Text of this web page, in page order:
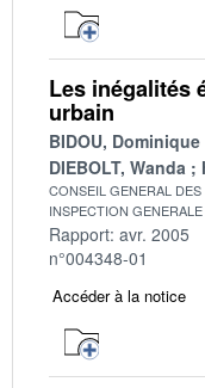
Les inégalités
urbain
BIDOU, Dominique
DIEBOLT, Wanda
CONSEIL GENERAL
INSPECTION
Rapport: avr. 2005
n°004348-01
Accéder à la notice